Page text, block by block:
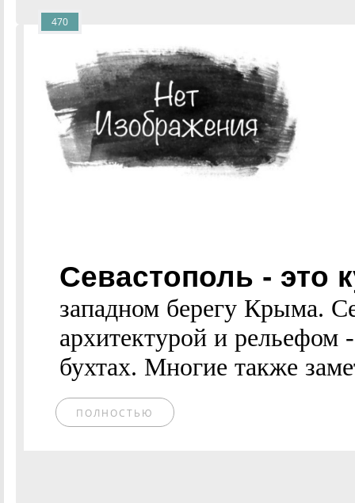
Севастополь - это
западном берегу Крыма.
архитектурой и рельефом
бухтах. Многие также
ПОЛНОСТЬЮ
470